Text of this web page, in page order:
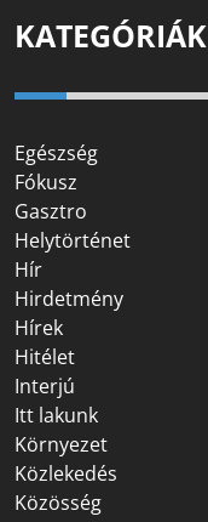
KATEGÓRIÁK
Egészség
Fókusz
Gasztro
Helytörténet
Hír
Hirdetmény
Hírek
Hitélet
Interjú
Itt lakunk
Környezet
Közlekedés
Közösség